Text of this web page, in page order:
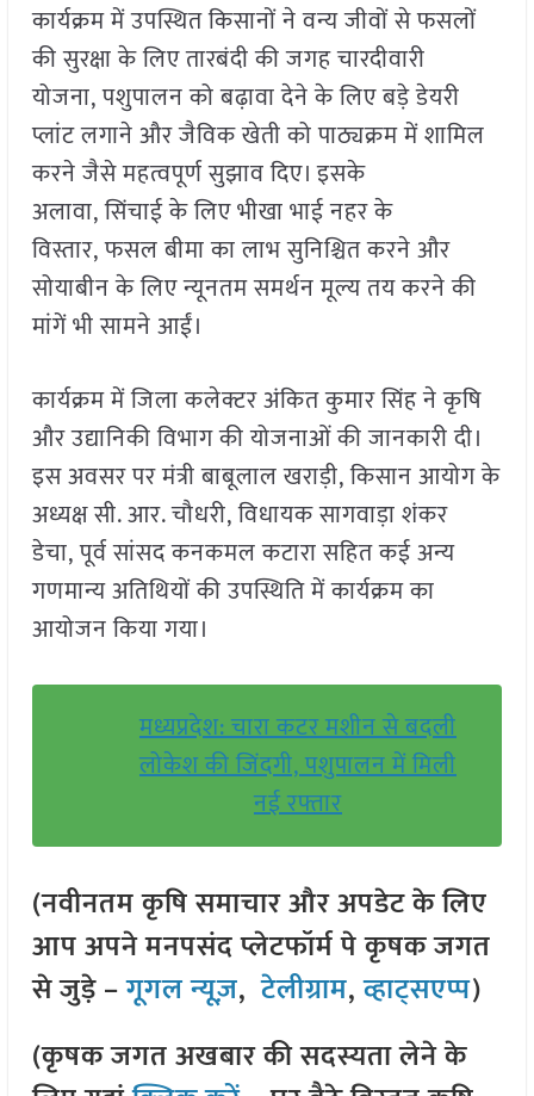
कार्यक्रम में उपस्थित किसानों ने वन्य जीवों से फसलों
की सुरक्षा के लिए तारबंदी की जगह चारदीवारी
योजना, पशुपालन को बढ़ावा देने के लिए बड़े डेयरी
प्लांट लगाने और जैविक खेती को पाठ्यक्रम में शामिल
करने जैसे महत्वपूर्ण सुझाव दिए। इसके
अलावा, सिंचाई के लिए भीखा भाई नहर के
विस्तार, फसल बीमा का लाभ सुनिश्चित करने और
सोयाबीन के लिए न्यूनतम समर्थन मूल्य तय करने की
मांगें भी सामने आईं।
कार्यक्रम में जिला कलेक्टर अंकित कुमार सिंह ने कृषि
और उद्यानिकी विभाग की योजनाओं की जानकारी दी।
इस अवसर पर मंत्री बाबूलाल खराड़ी, किसान आयोग के
अध्यक्ष सी. आर. चौधरी, विधायक सागवाड़ा शंकर
डेचा, पूर्व सांसद कनकमल कटारा सहित कई अन्य
गणमान्य अतिथियों की उपस्थिति में कार्यक्रम का
आयोजन किया गया।
मध्यप्रदेश: चारा कटर मशीन से बदली
लोकेश की जिंदगी, पशुपालन में मिली
नई रफ्तार
(नवीनतम कृषि समाचार और अपडेट के लिए
आप अपने मनपसंद प्लेटफॉर्म पे कृषक जगत
से जुड़े –गूगल न्यूज़,टेलीग्राम,व्हाट्सएप्प)
(कृषक जगत अखबार की सदस्यता लेने के